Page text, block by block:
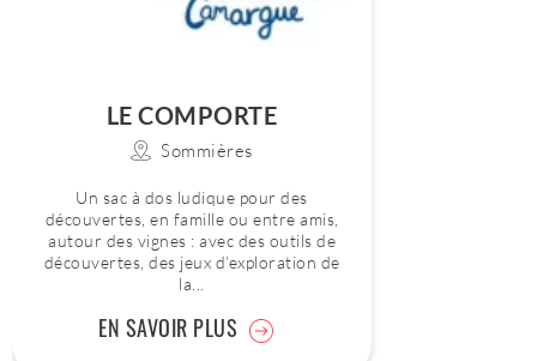
LE COMPORTE
Sommières
Un sac à dos ludique pour des
découvertes, en famille ou entre amis,
autour des vignes : avec des outils de
découvertes, des jeux d’exploration de
la...
EN SAVOIR PLUS